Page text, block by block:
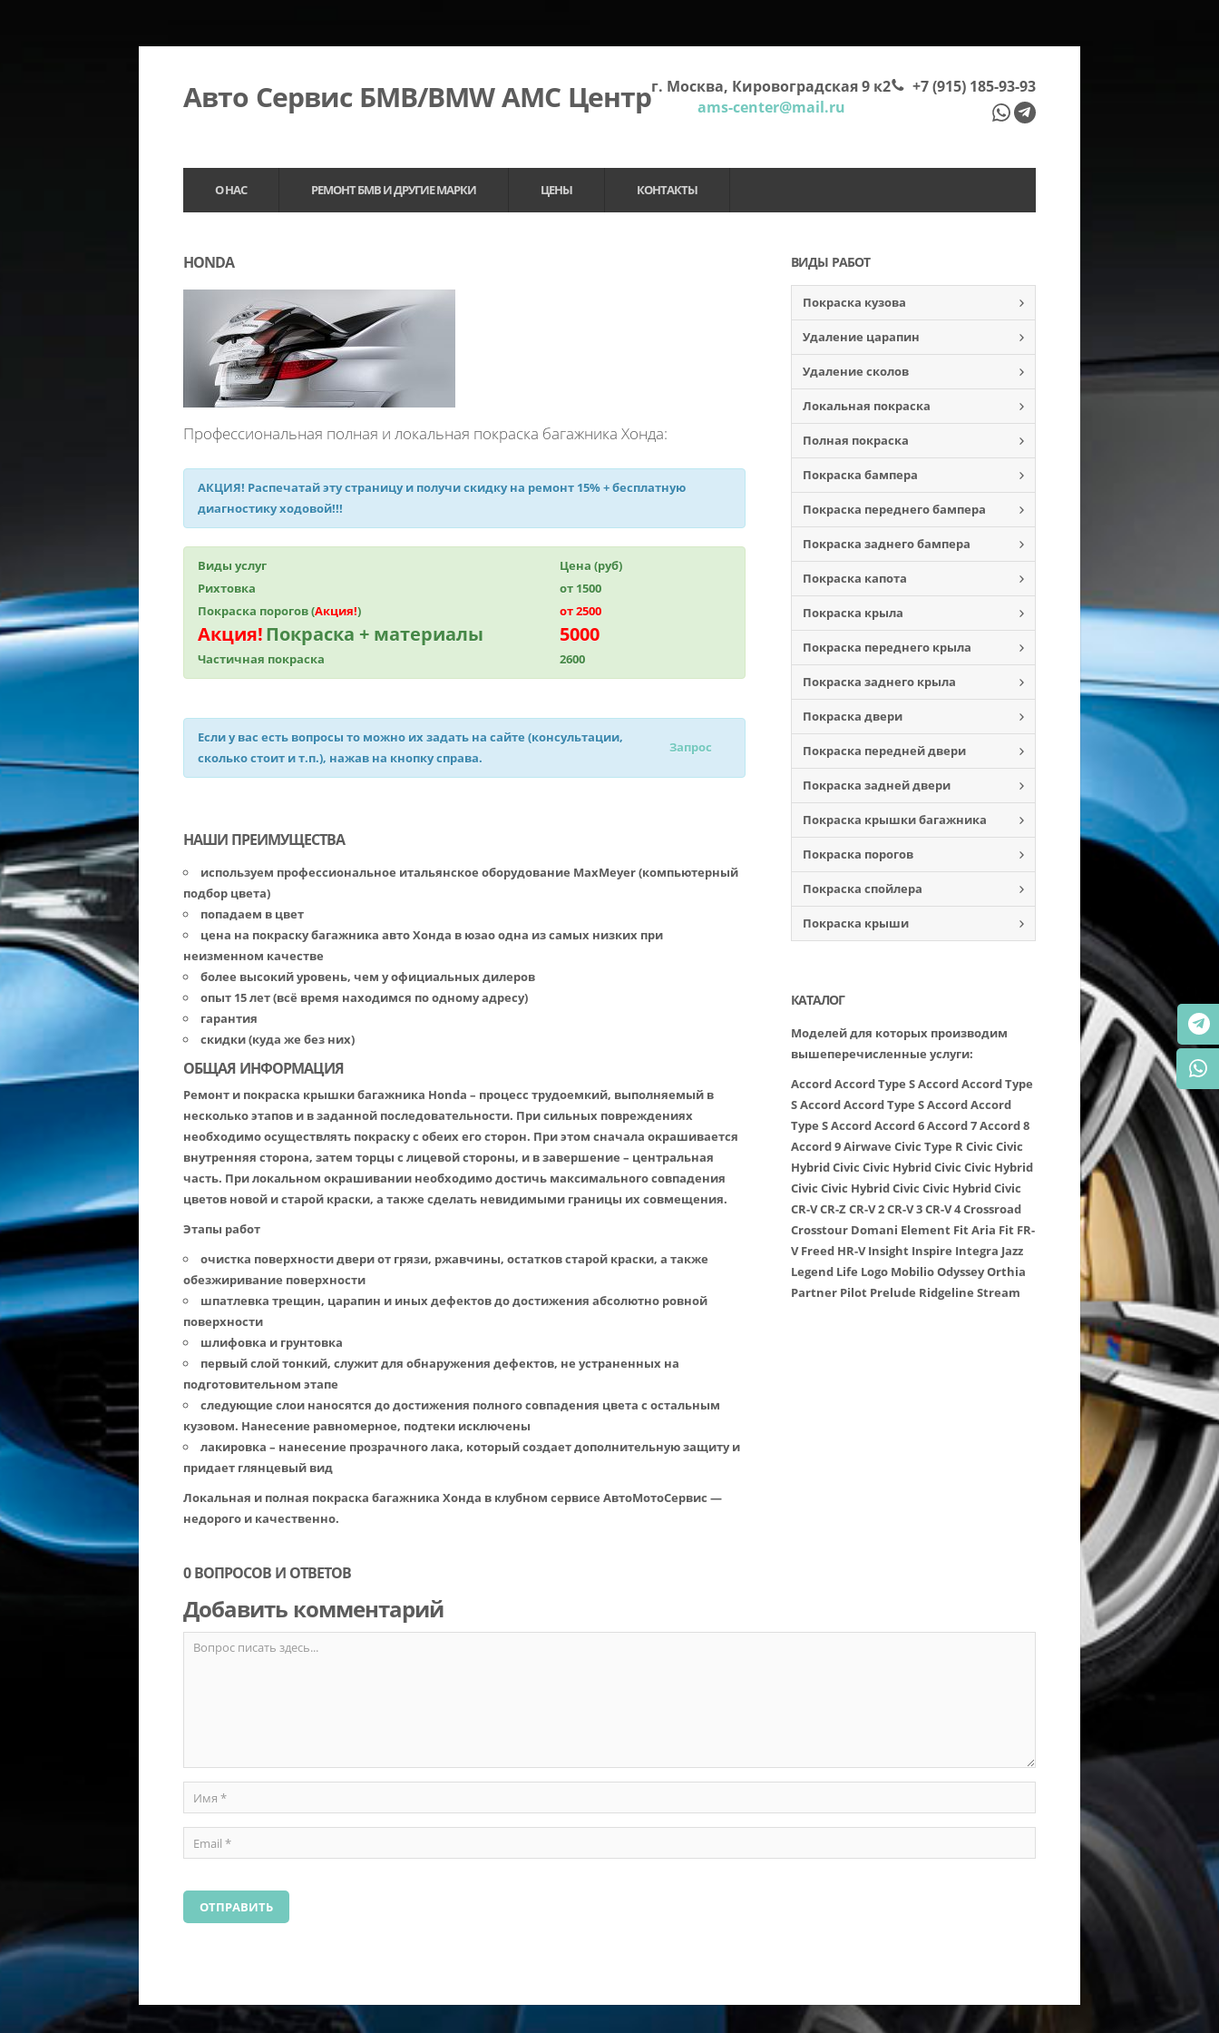
Авто Сервис БМВ/BMW АМС Центр +7 (915) 185-93-93
г. Москва, Кировоградская 9 к2
ams-center@mail.ru
О НАС РЕМОНТ БМВ И ДРУГИЕ МАРКИ ЦЕНЫ КОНТАКТЫ
HONDA
Профессиональная полная и локальная покраска багажника Хонда:
АКЦИЯ! Распечатай эту страницу и получискидку на ремонт 15%+ бесплатную
диагностику ходовой!!!
Виды услуг
Цена (руб)
Рихтовка
от 1500
Покраска порогов (Акция!) от 2500
Акция!Покраска + материалы 5000
Частичная покраска 2600
Если у вас есть вопросы то можно их задать на сайте (консультации,
сколько стоит и т.п.), нажав на кнопку справа.
Запрос
НАШИ ПРЕИМУЩЕСТВА
используем профессиональное итальянское оборудование MaxMeyer (компьютерный
подбор цвета)
попадаем в цвет
цена на покраску багажника авто Хонда в юзао одна из самых низких при
неизменном качестве
более высокий уровень, чем у официальных дилеров
опыт 15 лет (всё время находимся по одному адресу)
гарантия
скидки (куда же без них)
ОБЩАЯ ИНФОРМАЦИЯ
Ремонт и покраска крышки багажника Honda – процесс трудоемкий, выполняемый в
несколько этапов и в заданной последовательности. При сильных повреждениях
необходимо осуществлять покраску с обеих его сторон. При этом сначала окрашивается
внутренняя сторона, затем торцы с лицевой стороны, и в завершение – центральная
часть. При локальном окрашивании необходимо достичь максимального совпадения
цветов новой и старой краски, а также сделать невидимыми границы их совмещения.
Этапы работ
очистка поверхности двери от грязи, ржавчины, остатков старой краски, а также
обезжиривание поверхности
шпатлевка трещин, царапин и иных дефектов до достижения абсолютно ровной
поверхности
шлифовка и грунтовка
первый слой тонкий, служит для обнаружения дефектов, не устраненных на
подготовительном этапе
следующие слои наносятся до достижения полного совпадения цвета с остальным
кузовом. Нанесение равномерное, подтеки исключены
лакировка – нанесение прозрачного лака, который создает дополнительную защиту и
придает глянцевый вид
Локальная и полная покраска багажника Хонда в клубном сервисе АвтоМотоСервис —
недорого и качественно.
ВИДЫ РАБОТ
Покраска кузова
Удаление царапин
Удаление сколов
Локальная покраска
Полная покраска
Покраска бампера
Покраска переднего бампера
Покраска заднего бампера
Покраска капота
Покраска крыла
Покраска переднего крыла
Покраска заднего крыла
Покраска двери
Покраска передней двери
Покраска задней двери
Покраска крышки багажника
Покраска порогов
Покраска спойлера
Покраска крыши
КАТАЛОГ
Моделей для которых производим
вышеперечисленные услуги:
AccordAccord Type SAccordAccord Type
SAccordAccord Type SAccordAccord
Type SAccordAccord 6Accord 7Accord 8
Accord 9Airwave Civic Type RCivic Civic
HybridCivic Civic HybridCivic Civic Hybrid
Civic Civic HybridCivic Civic HybridCivic
CR-VCR-ZCR-V 2CR-V 3CR-V 4Crossroad
Crosstour Domani Element Fit Aria Fit FR-
V Freed HR-V Insight Inspire Integra Jazz
Legend Life Logo MobilioOdysseyOrthia
Partner Pilot Prelude Ridgeline Stream
0 ВОПРОСОВ И ОТВЕТОВ
Добавить комментарий